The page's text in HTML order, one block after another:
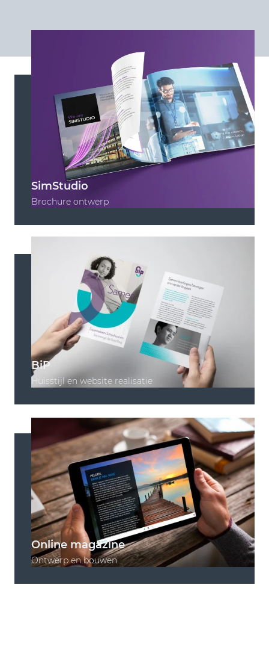
SimStudio
Brochure ontwerp
BiP
Huisstijl en website realisatie
Online magazine
Ontwerp en bouwen